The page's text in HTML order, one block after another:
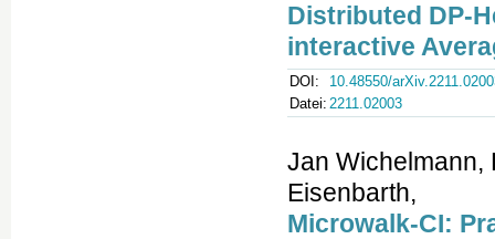
Distributed DP-
interactive
DOI:
10.48550/
Datei: 2211.02003
Jan Wichelmann,
Eisenbarth,
Microwalk-CI: